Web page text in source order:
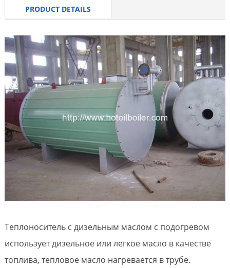
PRODUCT DETAILS
Теплоноситель с дизельным маслом с подогревом
использует дизельное или легкое масло в качестве
топлива, тепловое масло нагревается в трубе.